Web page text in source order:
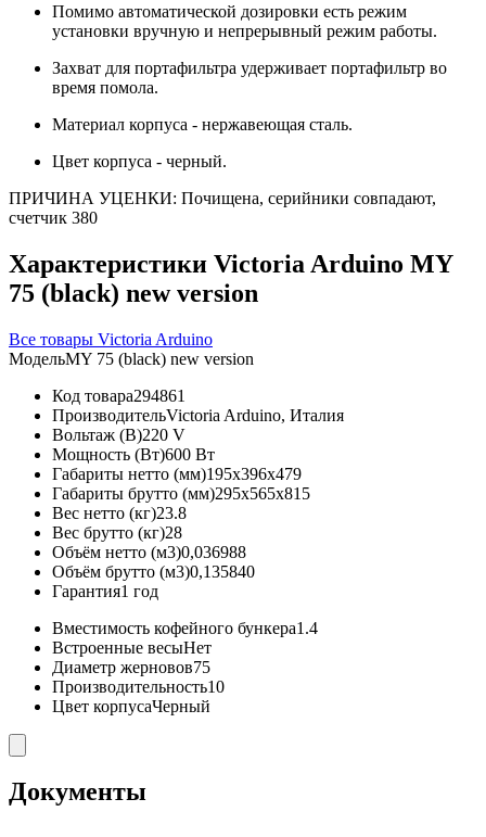
Помимо автоматической дозировки есть режим
установки вручную и непрерывный режим работы.
Захват для портафильтра удерживает портафильтр во
время помола.
Материал корпуса - нержавеющая сталь.
Цвет корпуса - черный.
ПРИЧИНА УЦЕНКИ: Почищена, серийники совпадают,
счетчик 380
Характеристики Victoria Arduino MY
75 (black) new version
Все товары Victoria Arduino
МодельMY 75 (black) new version
Код товара294861
ПроизводительVictoria Arduino, Италия
Вольтаж (В)220 V
Мощность (Вт)600 Вт
Габариты нетто (мм)195x396x479
Габариты брутто (мм)295x565x815
Вес нетто (кг)23.8
Вес брутто (кг)28
Объём нетто (м3)0,036988
Объём брутто (м3)0,135840
Гарантия1 год
Вместимость кофейного бункера1.4
Встроенные весыНет
Диаметр жерновов75
Производительность10
Цвет корпусаЧерный
Документы